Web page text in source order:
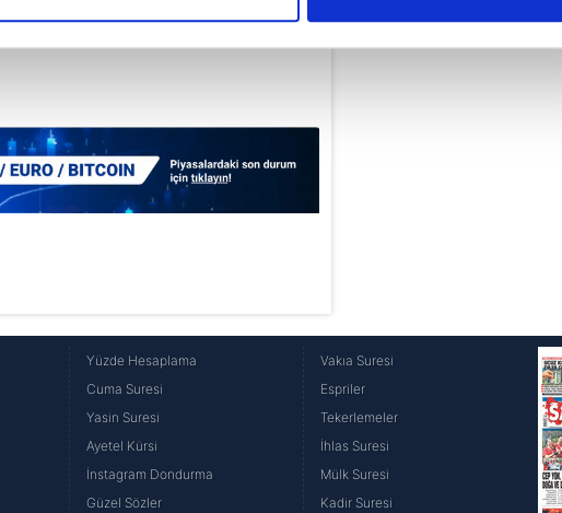
vermedikleri takdirde, kullanıcılara hedefli reklamlar gösterilmeyecektir."
daha işlevsel kılınması ve kişiselleştirilmesi ve sizlere yönelik
sınırlı olarak açık rızanız dahilinde kullanılacaktır.
panel vasıtasıyla belirleyebilirsiniz. Çerezlere ilişkin detaylı bilgi için
Yüzde Hesaplama
Cuma Suresi
Yasin Suresi
Ayetel Kürsi
İnstagram Dondurma
Güzel Sözler
Vakıa Suresi
Espriler
Tekerlemeler
İhlas Suresi
Mülk Suresi
Kadir Suresi